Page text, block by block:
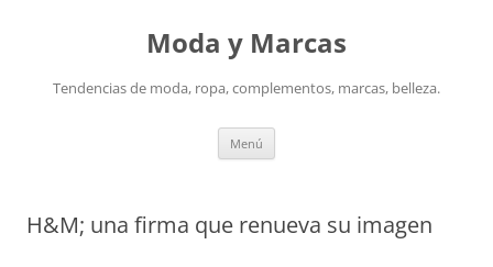
Moda y Marcas
Tendencias de moda, ropa, complementos, marcas, belleza.
Menú
H&M; una firma que renueva su imagen